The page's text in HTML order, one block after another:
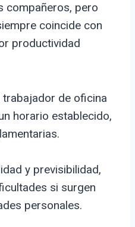
compañeros, pero
coincide con
productividad
de oficina
horario establecido,
y previsibilidad,
si surgen
personales.